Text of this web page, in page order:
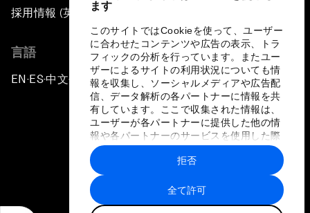
ます
このサイトではCookieを使って、ユーザー
に合わせたコンテンツや広告の表示、トラ
フィックの分析を行っています。またユー
ザーによるサイトの利用状況についても情
報を収集し、ソーシャルメディアや広告配
信、データ解析の各パートナーに情報を共
有しています。ここで収集された情報は、
ユーザーが各パートナーに提供した他の情
報や各パートナーのサービスを使用した際
に収集された情報と組み合わされ、各パー
トナーによって使用されることがありま
す。
全て許可
拒否
採用情報 (英語のみ)
言語
EN ▪ ES▪中文▪ 日本語
プライバシーポリシーと利用規約
サイトマップ